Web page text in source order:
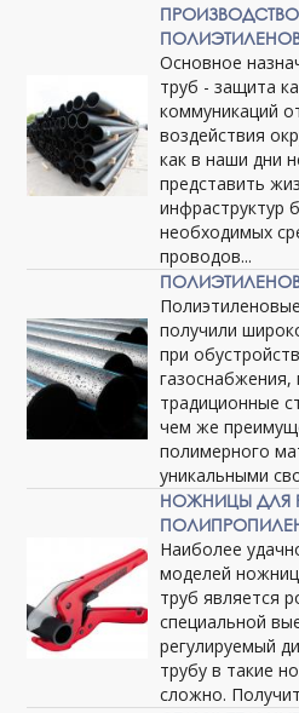
Основное
труб - защита
коммуникаций
воздействия
как в наши дни
представить
инфраструктур
необходимых
проводов...
получили
при
газоснабжения,
традиционные
чем же
полимерного
уникальными
НОЖНИЦЫ ДЛЯ
Наиболее
моделей
труб является
специальной
регулируемый
трубу в такие
сложно.